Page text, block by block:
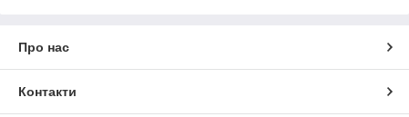
Про нас
Контакти